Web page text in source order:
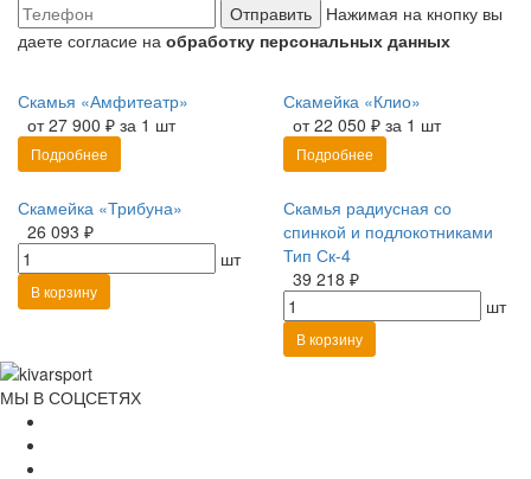
Отправить
Нажимая на кнопку вы
даете согласие на обработку персональных данных
Скамья «Амфитеатр»
от 27 900 ₽ за 1 шт
Подробнее
Скамейка «Клио»
от 22 050 ₽ за 1 шт
Подробнее
Скамейка «Трибуна»
26 093 ₽
шт
В корзину
Скамья радиусная со
спинкой и подлокотниками
Тип Ск-4
39 218 ₽
шт
В корзину
МЫ В СОЦСЕТЯХ